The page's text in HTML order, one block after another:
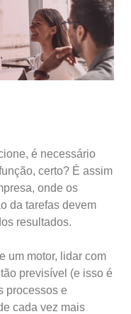
é necessário
certo? É assim
onde os
da tarefas devem
resultados.
um motor, lidar com
previsível (e isso é
processos e
cada vez mais